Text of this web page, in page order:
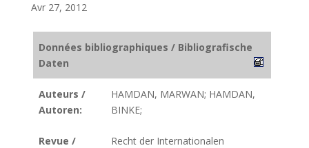
Avr 27, 2012
Données bibliographiques / Bibliografische
Daten
Auteurs /
Autoren:
HAMDAN, MARWAN; HAMDAN,
BINKE;
Revue /
Recht der Internationalen